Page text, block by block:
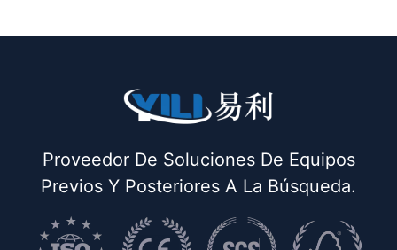
Proveedor De Soluciones De Equipos
Previos Y Posteriores A La Búsqueda.